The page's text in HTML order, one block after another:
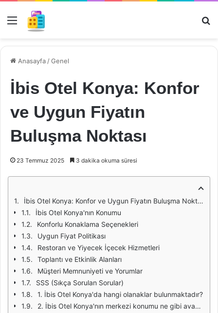
Menü
Anasayfa /Genel
İbis Otel Konya: Konfor
ve Uygun Fiyatın
Buluşma Noktası
23 Temmuz 2025 3 dakika okuma süresi
İbis Otel Konya: Konfor ve Uygun Fiyatın Buluşma Noktası
İbis Otel Konya'nın Konumu
Konforlu Konaklama Seçenekleri
Uygun Fiyat Politikası
Restoran ve Yiyecek İçecek Hizmetleri
Toplantı ve Etkinlik Alanları
Müşteri Memnuniyeti ve Yorumlar
SSS (Sıkça Sorulan Sorular)
1. İbis Otel Konya'da hangi olanaklar bulunmaktadır?
2. İbis Otel Konya'nın merkezi konumu ne gibi avantajlar sağlar?